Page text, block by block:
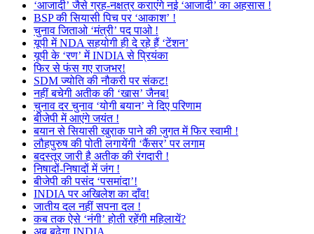
‘आजादी’ जैसे ग्रह-नक्षत्र कराएंगे नई ‘आजादी’ का अहसास !
BSP की सियासी पिच पर ‘आकाश’ !
चुनाव जिताओ ‘मंत्री’ पद पाओ !
यूपी में NDA सहयोगी ही दे रहे हैं ‘टेंशन’
यूपी के ‘रण’ में INDIA से प्रियंका
फिर से फंस गए राजभर!
SDM ज्योति की नौकरी पर संकट!
नहीं बचेगी अतीक की ‘खास’ जैनब!
चुनाव दर चुनाव ‘योगी बयान’ ने दिए परिणाम
बीजेपी में आएंगे जयंत !
बयान से सियासी खुराक पाने की जुगत में फिर स्वामी !
लौहपुरुष की पोती लगायेंगी ‘कैंसर’ पर लगाम
बदस्तूर जारी है अतीक की रंगदारी !
निषादों-निषादों में जंग !
बीजेपी की पसंद ‘पसमांदा’!
INDIA पर अखिलेश का दाँव!
जातीय दल नहीं सपना दल !
कब तक ऐसे ‘नंगी’ होती रहेंगी महिलायें?
अब बढ़ेगा INDIA